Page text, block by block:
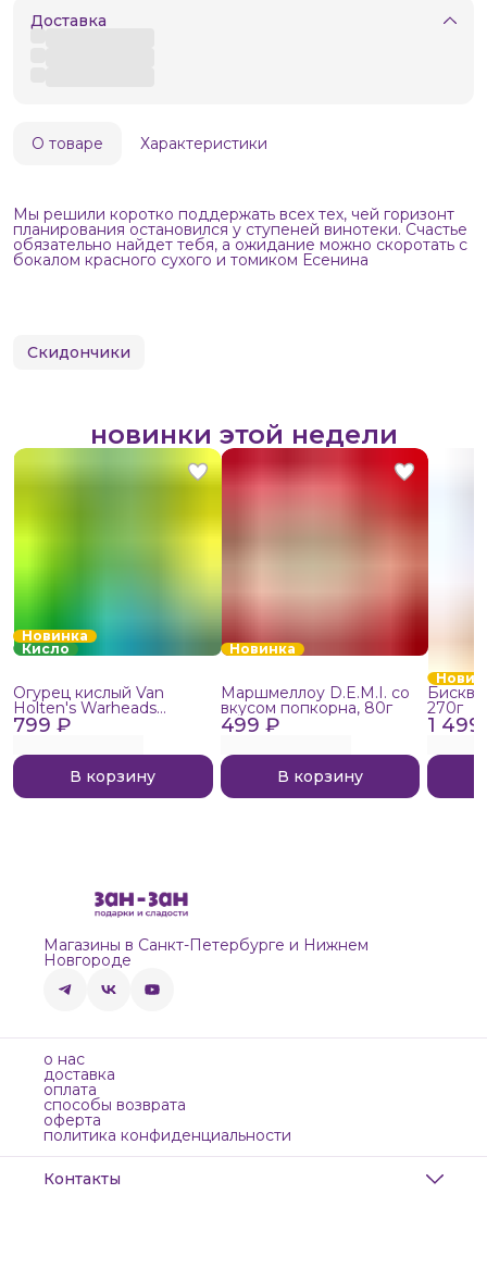
Доставка
О товаре Характеристики
Мы решили коротко поддержать всех тех, чей горизонт
планирования остановился у ступеней винотеки. Счастье
обязательно найдет тебя, а ожидание можно скоротать с
бокалом красного сухого и томиком Есенина
Скидончики
новинки этой недели
Новинка
Кисло
799 ₽
Огурец кислый Van
Holten's Warheads
Extreme Sour, 140г
В корзину
Новинка
499 ₽
Маршмеллоу D.E.M.I. со
вкусом попкорна, 80г
В корзину
1
270г
Магазины в Санкт-Петербурге и Нижнем
Новгороде
о нас
доставка
оплата
способы возврата
оферта
политика конфиденциальности
Контакты